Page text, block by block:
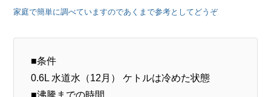
家庭で簡単に調べていますのであくまで参考としてどうぞ
■条件
0.6L 水道水（12月） ケトルは冷めた状態
■沸騰までの時間